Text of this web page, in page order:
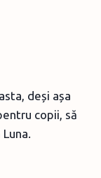
deși așa
copii, să